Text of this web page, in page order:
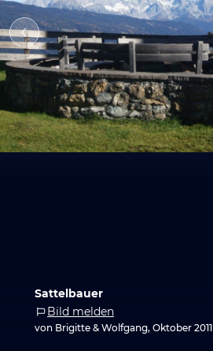
Sattelbauer
Bild melden
von Brigitte & Wolfgang, Oktober 2011